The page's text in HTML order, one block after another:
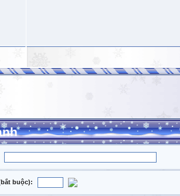
buộc):